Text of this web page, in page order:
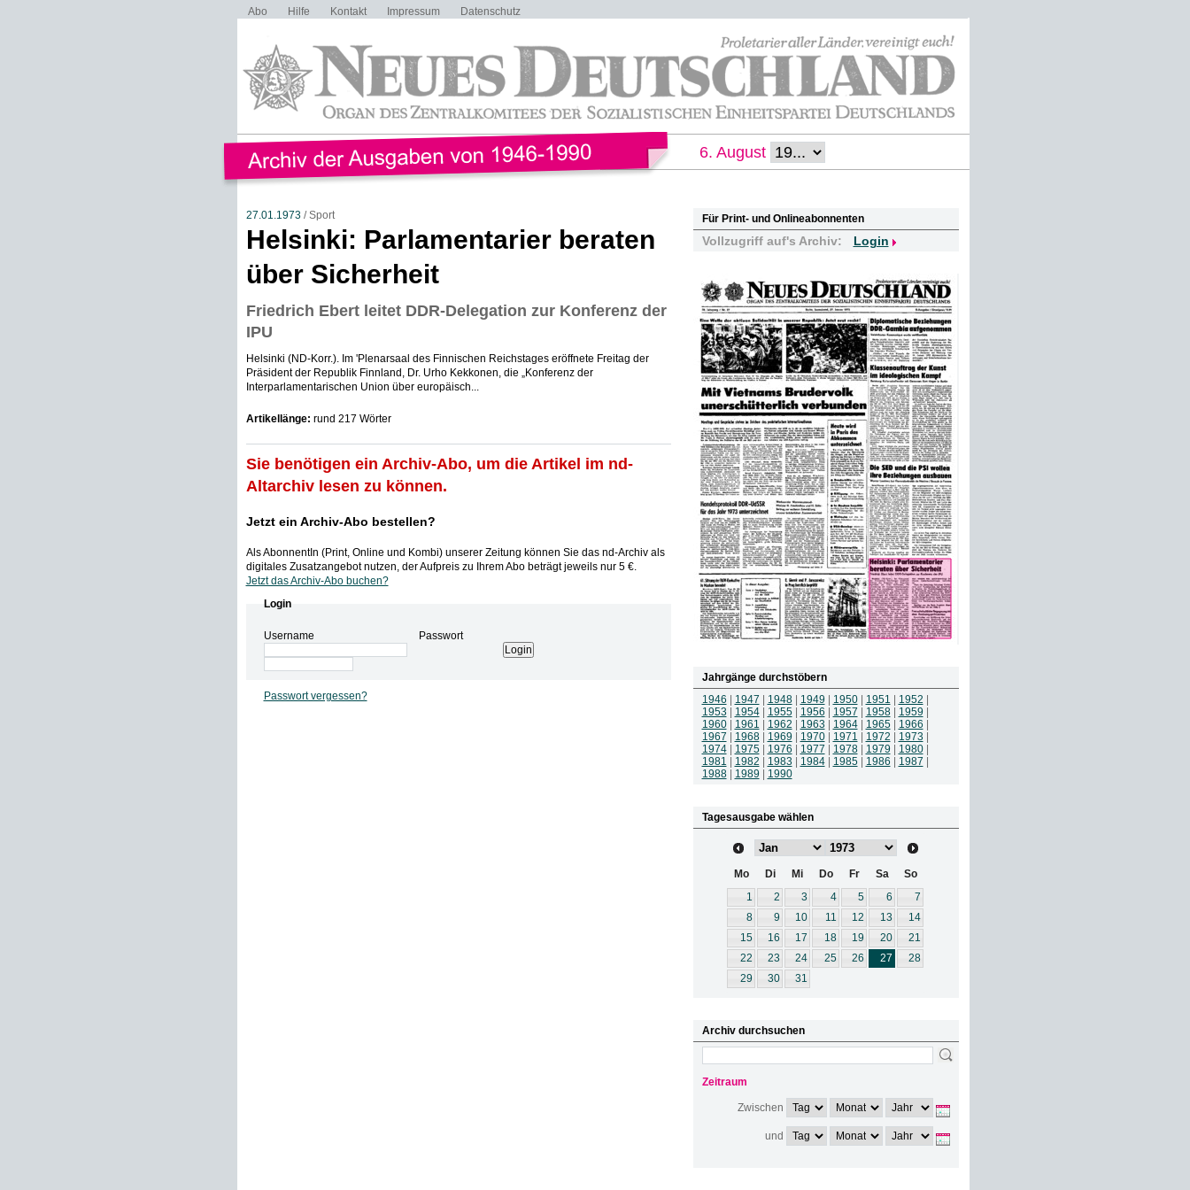
Abo Hilfe Kontakt Impressum Datenschutz
6. August
27.01.1973/ Sport
Helsinki: Parlamentarier beraten
über Sicherheit
Friedrich Ebert leitet DDR-Delegation zur Konferenz der
IPU
Helsinki (ND-Korr.). Im 'Plenarsaal des Finnischen Reichstages eröffnete Freitag der
Präsident der Republik Finnland, Dr. Urho Kekkonen, die „Konferenz der
Interparlamentarischen Union über europäisch...
Artikellänge: rund 217 Wörter
Sie benötigen ein Archiv-Abo, um die Artikel im nd-
Altarchiv lesen zu können.
Jetzt ein Archiv-Abo bestellen?
Als AbonnentIn (Print, Online und Kombi) unserer Zeitung können Sie das nd-Archiv als
digitales Zusatzangebot nutzen, der Aufpreis zu Ihrem Abo beträgt jeweils nur 5 €.
Jetzt das Archiv-Abo buchen?
Login
Username Passwort
Passwort vergessen?
Für Print- und Onlineabonnenten
Vollzugriff auf's Archiv: Login
Jahrgänge durchstöbern
1946
1947 1948| 1949 1950| 1951 1952
1953
1954| 1955| 1956 1957 1958| 1959
1960| 1961 1962 1963 1964| 1965| 1966
1967
1968| 1969 1970| 1971 1972 1973
1974| 1975| 1976 1977 1978| 1979 1980|
1981
1982 1983 1984| 1985| 1986 1987
1988| 1989 1990
Tagesausgabe wählen
Mo Di Mi Do Fr Sa
So
1
2 3 4 5 6
7
8
9 10 11 12 13
14
15
16 17 18 19 20
21
22
23 24 25 26 27
28
29
30 31
Archiv durchsuchen
Zeitraum
Zwischen
und